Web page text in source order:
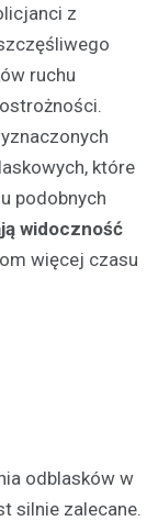
z
ruchu
które
podobnych
widoczność
więcej czasu
odblasków w
silnie zalecane.